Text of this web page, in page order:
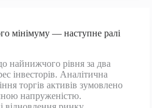
мінімуму — наступне ралі
найнижчого рівня за два
інвесторів. Аналітична
торгів активів зумовлено
напруженістю.